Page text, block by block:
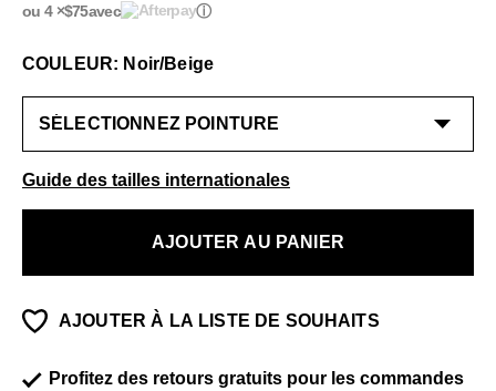
ou 4 ×$75avec ⓘ
COULEUR: Noir/Beige
Guide des tailles internationales
AJOUTER AU PANIER
AJOUTER À LA LISTE DE SOUHAITS
Profitez des retours gratuits pour les commandes